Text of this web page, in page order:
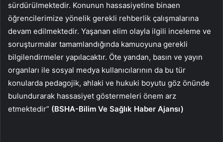
sürdürülmektedir. Konunun hassasiyetine binaen
öğrencilerimize yönelik gerekli rehberlik çalışmalarına
devam edilmektedir. Yaşanan elim olayla ilgili inceleme ve
soruşturmalar tamamlandığında kamuoyuna gerekli
bilgilendirmeler yapılacaktır. Öte yandan, basın ve yayın
organları ile sosyal medya kullanıcılarının da bu tür
konularda pedagojik, ahlaki ve hukuki boyutu göz önünde
bulundurarak hassasiyet göstermeleri önem arz
etmektedir” (BSHA-Bilim Ve Sağlık Haber Ajansı)